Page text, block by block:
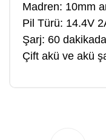
Madren: 10mm
Pil Türü: 14.4V
Şarj: 60 dakikada
Çift akü ve akü